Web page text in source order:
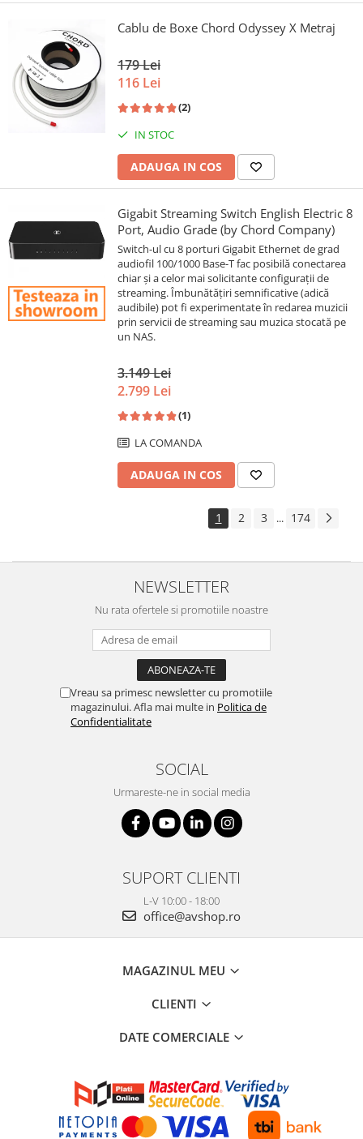
Cablu de Boxe Chord Odyssey X Metraj
179 Lei
116 Lei
(2)
IN STOC
ADAUGA IN COS
Gigabit Streaming Switch English Electric 8
Port, Audio Grade (by Chord Company)
Switch-ul cu 8 porturi Gigabit Ethernet de grad
audiofil 100/1000 Base-T fac posibilă conectarea
chiar și a celor mai solicitante configurații de
streaming. Îmbunătățiri semnificative (adică
audibile) pot fi experimentate în redarea muzicii
prin servicii de streaming sau muzica stocată pe
un NAS.
3.149 Lei
2.799 Lei
(1)
LA COMANDA
ADAUGA IN COS
1 2 3 ... 174
NEWSLETTER
Nu rata ofertele si promotiile noastre
Vreau sa primesc newsletter cu promotiile
magazinului. Afla mai multe in Politica de
Confidentialitate
SOCIAL
Urmareste-ne in social media
SUPORT CLIENTI
L-V 10:00 - 18:00
office@avshop.ro
MAGAZINUL MEU
CLIENTI
DATE COMERCIALE